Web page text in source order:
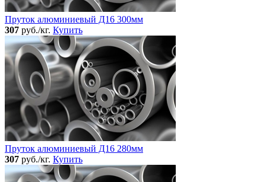
Пруток алюминиевый Д16 300мм
307 руб./кг. Купить
Пруток алюминиевый Д16 280мм
307 руб./кг. Купить